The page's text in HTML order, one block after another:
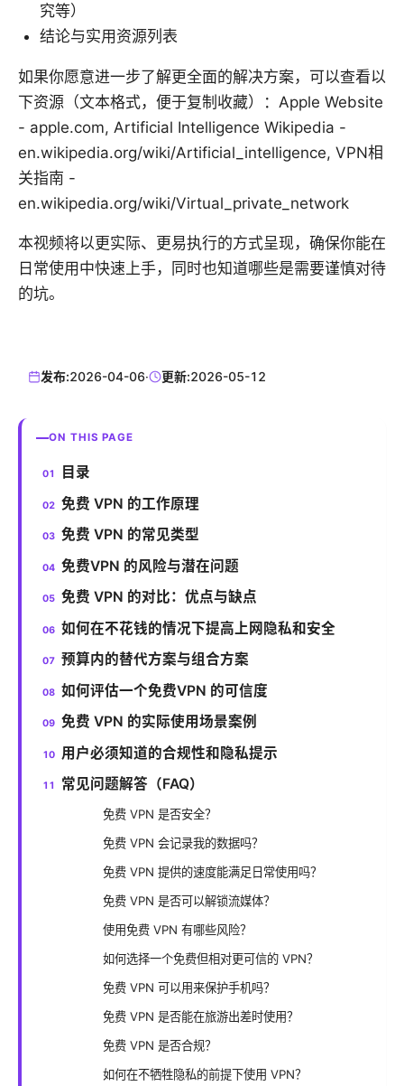
究等）
结论与实用资源列表
如果你愿意进一步了解更全面的解决方案，可以查看以
下资源（文本格式，便于复制收藏）：Apple Website
- apple.com, Artificial Intelligence Wikipedia -
en.wikipedia.org/wiki/Artificial_intelligence, VPN相
关指南 -
en.wikipedia.org/wiki/Virtual_private_network
本视频将以更实际、更易执行的方式呈现，确保你能在
日常使用中快速上手，同时也知道哪些是需要谨慎对待
的坑。
发布:2026-04-06· 更新:2026-05-12
ON THIS PAGE
目录
免费 VPN 的工作原理
免费 VPN 的常见类型
免费VPN 的风险与潜在问题
免费 VPN 的对比：优点与缺点
如何在不花钱的情况下提高上网隐私和安全
预算内的替代方案与组合方案
如何评估一个免费VPN 的可信度
免费 VPN 的实际使用场景案例
用户必须知道的合规性和隐私提示
常见问题解答（FAQ）
免费 VPN 是否安全？
免费 VPN 会记录我的数据吗？
免费 VPN 提供的速度能满足日常使用吗？
免费 VPN 是否可以解锁流媒体？
使用免费 VPN 有哪些风险？
如何选择一个免费但相对更可信的 VPN？
免费 VPN 可以用来保护手机吗？
免费 VPN 是否能在旅游出差时使用？
免费 VPN 是否合规？
如何在不牺牲隐私的前提下使用 VPN？